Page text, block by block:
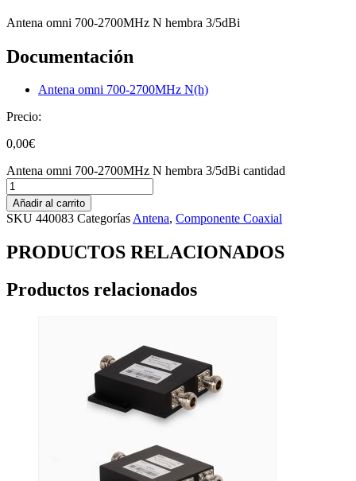
Antena omni 700-2700MHz N hembra 3/5dBi
Documentación
Antena omni 700-2700MHz N(h)
Precio:
0,00€
Antena omni 700-2700MHz N hembra 3/5dBi cantidad
Añadir al carrito
SKU 440083 CategoríasAntena, Componente Coaxial
PRODUCTOS RELACIONADOS
Productos relacionados